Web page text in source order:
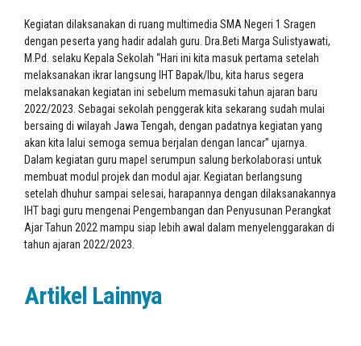
Kegiatan dilaksanakan di ruang multimedia SMA Negeri 1 Sragen
dengan peserta yang hadir adalah guru. Dra.Beti Marga Sulistyawati,
M.Pd. selaku Kepala Sekolah “Hari ini kita masuk pertama setelah
melaksanakan ikrar langsung IHT Bapak/Ibu, kita harus segera
melaksanakan kegiatan ini sebelum memasuki tahun ajaran baru
2022/2023. Sebagai sekolah penggerak kita sekarang sudah mulai
bersaing di wilayah Jawa Tengah, dengan padatnya kegiatan yang
akan kita lalui semoga semua berjalan dengan lancar” ujarnya.
Dalam kegiatan guru mapel serumpun salung berkolaborasi untuk
membuat modul projek dan modul ajar. Kegiatan berlangsung
setelah dhuhur sampai selesai, harapannya dengan dilaksanakannya
IHT bagi guru mengenai Pengembangan dan Penyusunan Perangkat
Ajar Tahun 2022 mampu siap lebih awal dalam menyelenggarakan di
tahun ajaran 2022/2023.
Artikel Lainnya